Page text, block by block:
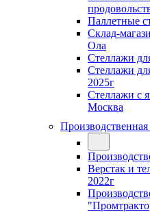
Паллетные
Склад-
Ола
Стеллажи
Стеллажи
2025г
Стеллажи с
Москва
Производственная
Верстак и
2022г